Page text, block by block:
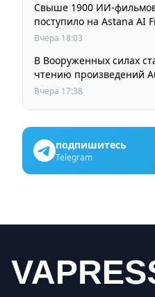
Свыше 1900 ИИ-
поступило на Astana AI
Вчера 18:03
В Вооруженных силах
чтению произведений
Вчера 17:38
подпишитесь
Telegram